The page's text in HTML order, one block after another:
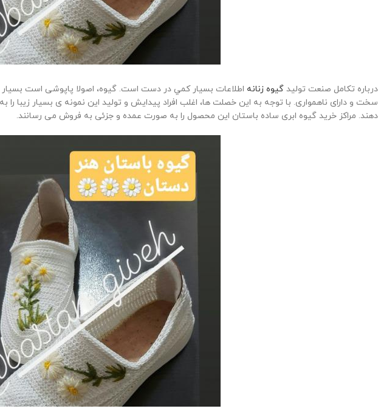
درباره تكامل صنعت تولید گیوه زنانه اطلاعات بسیار كمي در دست است. گيوه، اصولا پاپوشی است بسیار
سخت و دارای ناهمواری. با توجه به اين خصلت ها، اغلب افراد پيدايش و تولید این نمونه ی بسیار زیبا را
دهند. مراکز خرید گیوه ابری ساده باستان این محصول را به صورت عمده و جزئی به فروش می رسانند.